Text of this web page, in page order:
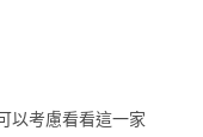
以考慮看看這一家